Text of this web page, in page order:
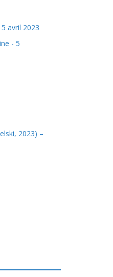
avril 2023
2023) –